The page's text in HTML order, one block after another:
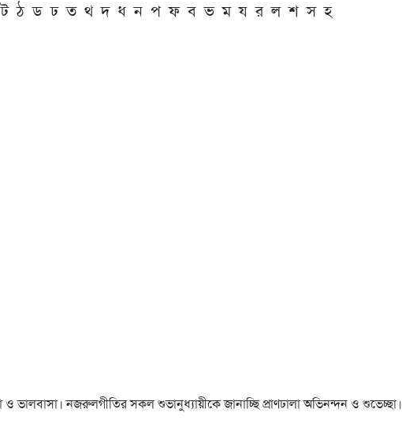
ট ঠ ড ঢ ত থ দ ধ ন প ফ ব ভ ম য র ল শ স হ
ও ভালবাসা। নজরুলগীতির সকল শুভানুধ্যায়ীকে জানাচ্ছি প্রাণঢালা অভিনন্দন ও শুভেচ্ছা।